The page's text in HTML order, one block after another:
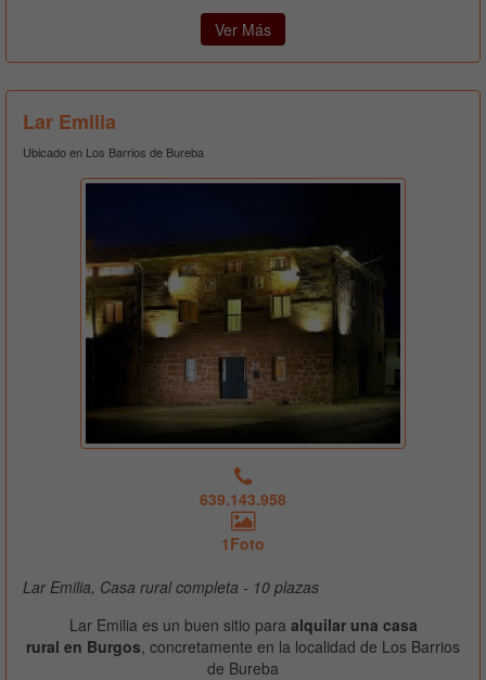
Ver Más
Lar Emilia
Ubicado en Los Barrios de Bureba
639.143.958
1Foto
Lar Emilia, Casa rural completa - 10 plazas
Lar Emilia es un buen sitio para alquilar una casa
rural en Burgos, concretamente en la localidad de Los Barrios
de Bureba